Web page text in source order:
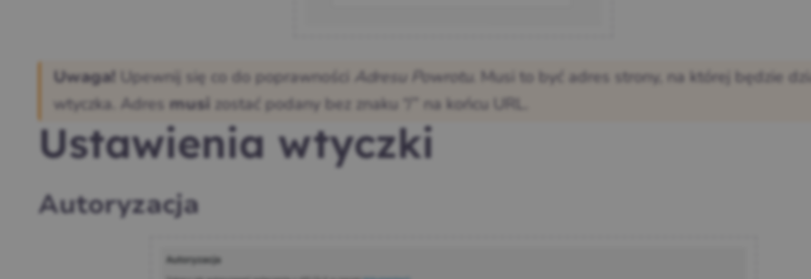
Uwaga! Upewnij się co do poprawności Adresu Powrotu. Musi to być adres strony, na której będzie
wtyczka. Adres musi zostać podany bez znaku “/” na końcu URL.
Ustawienia wtyczki
Autoryzacja